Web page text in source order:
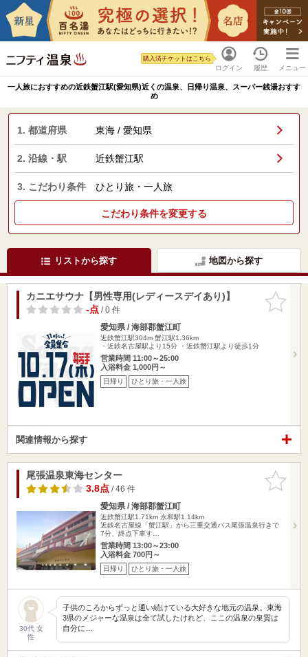
ログイン
購入済チケットはこちら
履歴 メニュー
一人旅におすすめの近鉄蟹江駅(愛知県)近くの温泉、日帰り温泉、スーパー銭湯おすす
め
1. 都道府県 東海 / 愛知県
2. 沿線・駅 近鉄蟹江駅
3. こだわり条件 ひとり旅・一人旅
こだわり条件を変更する
リストから探す 地図から探す
お気に入
りに追加
カニエサウナ【男性専用(レディースデイあり)】
-点/ 0 件
愛知県 / 海部郡蟹江町
近鉄蟹江駅304m 蟹江駅1.36km
・近鉄名古屋駅より15分 ・近鉄蟹江駅より徒歩1分
営業時間 11:00～25:00
入浴料金 1,000円～
日帰り ひとり旅・一人旅
関連情報から探す
お気に入
りに追加
尾張温泉東海センター
3.8点/ 46 件
愛知県 / 海部郡蟹江町
近鉄蟹江駅1.71km 永和駅1.14km
近鉄名古屋線「蟹江駅」から三重交通バス尾張温泉行きで
7分、終点下車す…
営業時間 13:00～23:00
入浴料金 700円～
日帰り ひとり旅・一人旅
30代 女
性
子供のころからずっと通い続けている大好きな地元の温泉。東海
3県のメジャーな温泉は全て試したけれど、ここの温泉の泉質は
自分に…